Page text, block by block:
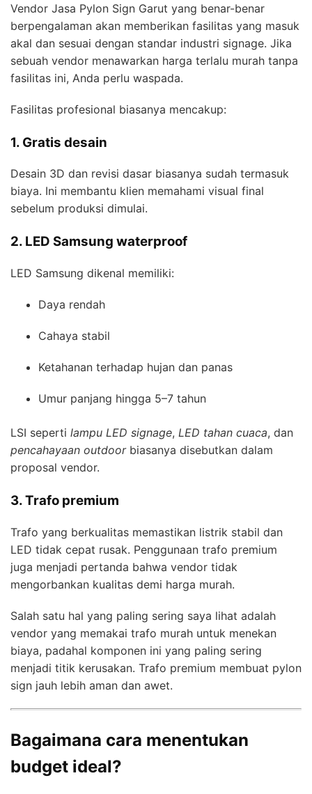
Vendor Jasa Pylon Sign Garut yang benar-benar
berpengalaman akan memberikan fasilitas yang masuk
akal dan sesuai dengan standar industri signage. Jika
sebuah vendor menawarkan harga terlalu murah tanpa
fasilitas ini, Anda perlu waspada.
Fasilitas profesional biasanya mencakup:
1. Gratis desain
Desain 3D dan revisi dasar biasanya sudah termasuk
biaya. Ini membantu klien memahami visual final
sebelum produksi dimulai.
2. LED Samsung waterproof
LED Samsung dikenal memiliki:
Daya rendah
Cahaya stabil
Ketahanan terhadap hujan dan panas
Umur panjang hingga 5–7 tahun
LSI seperti lampu LED signage, LED tahan cuaca, dan
pencahayaan outdoorbiasanya disebutkan dalam
proposal vendor.
3. Trafo premium
Trafo yang berkualitas memastikan listrik stabil dan
LED tidak cepat rusak. Penggunaan trafo premium
juga menjadi pertanda bahwa vendor tidak
mengorbankan kualitas demi harga murah.
Salah satu hal yang paling sering saya lihat adalah
vendor yang memakai trafo murah untuk menekan
biaya, padahal komponen ini yang paling sering
menjadi titik kerusakan. Trafo premium membuat pylon
sign jauh lebih aman dan awet.
Bagaimana cara menentukan
budget ideal?